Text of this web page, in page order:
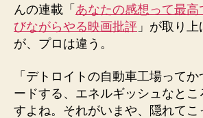
んの連載「 あなたの感想って最
びながらやる映画批評 」が取り
が、プロは違う。
「デトロイトの自動車工場って
ードする、エネルギッシュなと
すよね。それがいまや、隠れてこ